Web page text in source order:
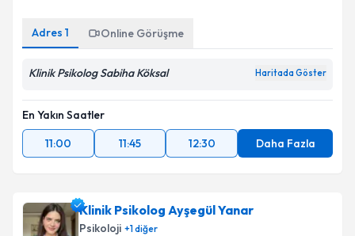
Adres 1 Online Görüşme
Klinik Psikolog Sabiha Köksal Haritada Göster
En Yakın Saatler
11:00
11:45 12:30 Daha Fazla
Klinik Psikolog Ayşegül Yanar
Psikoloji +1diğer